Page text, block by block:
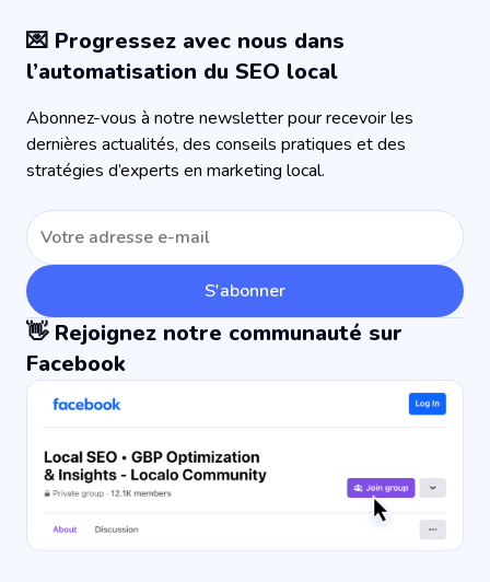
💌 Progressez avec nous dans
l’automatisation du SEO local
Abonnez-vous à notre newsletter pour recevoir les
dernières actualités, des conseils pratiques et des
stratégies d’experts en marketing local.
S'abonner
👋 Rejoignez notre communauté sur
Facebook